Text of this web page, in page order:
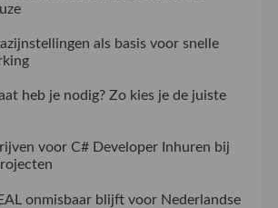
als basis voor snelle
heb je nodig? Zo kies je de juiste
voor C# Developer Inhuren bij
onmisbaar blijft voor Nederlandse